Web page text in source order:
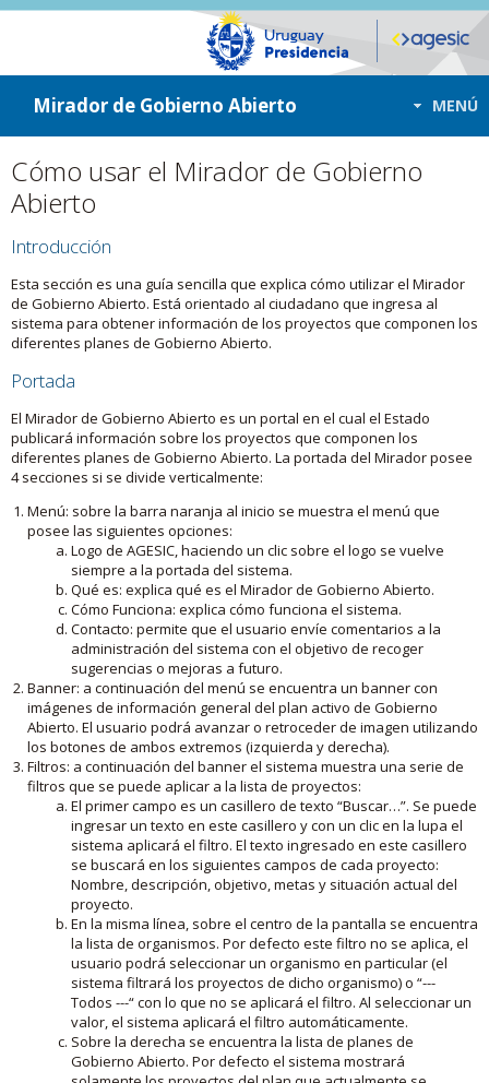
ir a contenido
ir al menú
Mirador de Gobierno Abierto MENÚ
Cómo usar el Mirador de Gobierno
Abierto
Introducción
Esta sección es una guía sencilla que explica cómo utilizar el Mirador
de Gobierno Abierto. Está orientado al ciudadano que ingresa al
sistema para obtener información de los proyectos que componen los
diferentes planes de Gobierno Abierto.
Portada
El Mirador de Gobierno Abierto es un portal en el cual el Estado
publicará información sobre los proyectos que componen los
diferentes planes de Gobierno Abierto. La portada del Mirador posee
4 secciones si se divide verticalmente:
Menú: sobre la barra naranja al inicio se muestra el menú que
posee las siguientes opciones:
Logo de AGESIC, haciendo un clic sobre el logo se vuelve
siempre a la portada del sistema.
Qué es: explica qué es el Mirador de Gobierno Abierto.
Cómo Funciona: explica cómo funciona el sistema.
Contacto: permite que el usuario envíe comentarios a la
administración del sistema con el objetivo de recoger
sugerencias o mejoras a futuro.
Banner: a continuación del menú se encuentra un banner con
imágenes de información general del plan activo de Gobierno
Abierto. El usuario podrá avanzar o retroceder de imagen utilizando
los botones de ambos extremos (izquierda y derecha).
Filtros: a continuación del banner el sistema muestra una serie de
filtros que se puede aplicar a la lista de proyectos:
El primer campo es un casillero de texto “Buscar…”. Se puede
ingresar un texto en este casillero y con un clic en la lupa el
sistema aplicará el filtro. El texto ingresado en este casillero
se buscará en los siguientes campos de cada proyecto:
Nombre, descripción, objetivo, metas y situación actual del
proyecto.
En la misma línea, sobre el centro de la pantalla se encuentra
la lista de organismos. Por defecto este filtro no se aplica, el
usuario podrá seleccionar un organismo en particular (el
sistema filtrará los proyectos de dicho organismo) o “---
Todos ---“ con lo que no se aplicará el filtro. Al seleccionar un
valor, el sistema aplicará el filtro automáticamente.
Sobre la derecha se encuentra la lista de planes de
Gobierno Abierto. Por defecto el sistema mostrará